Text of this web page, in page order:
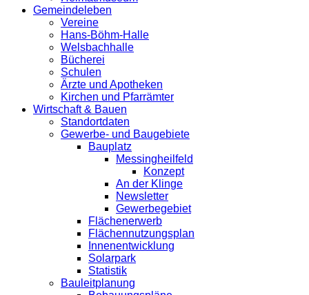
Gemeindeleben
Vereine
Hans-Böhm-Halle
Welsbachhalle
Bücherei
Schulen
Ärzte und Apotheken
Kirchen und Pfarrämter
Wirtschaft & Bauen
Standortdaten
Gewerbe- und Baugebiete
Bauplatz
Messingheilfeld
Konzept
An der Klinge
Newsletter
Gewerbegebiet
Flächenerwerb
Flächennutzungsplan
Innenentwicklung
Solarpark
Statistik
Bauleitplanung